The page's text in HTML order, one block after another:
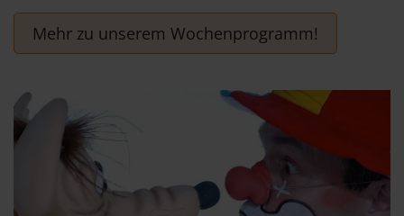
Mehr zu unserem Wochenprogramm!